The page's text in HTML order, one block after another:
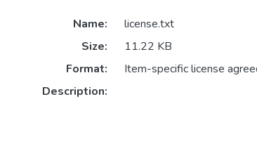
Name:
license.txt
Size:
11.22 KB
Format:
Item-specific license
Description: